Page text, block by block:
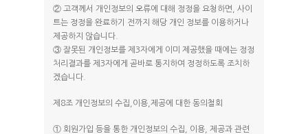
② 고객께서 개인정보의 오류에 대해 정정을 요청하면, 사이
트는 정정을 완료하기 전까지 해당 개인 정보를 이용하거나
제공하지 않습니다.
③ 잘못된 개인정보를 제3자에게 이미 제공했을 때에는 정정
처리결과를 제3자에게 곧바로 통지하여 정정하도록 조치하
겠습니다.
제8조 개인정보의 수집,이용,제공에 대한 동의철회
① 회원가입 등을 통한 개인정보의 수집, 이용, 제공과 관련